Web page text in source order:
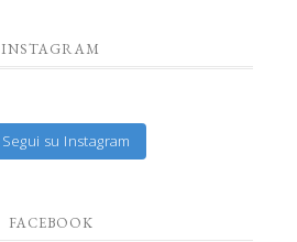
INSTAGRAM
Segui su Instagram
FACEBOOK